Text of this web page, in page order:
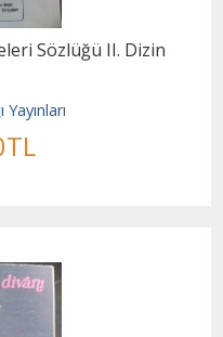
Sözlüğü II. Dizin
TL